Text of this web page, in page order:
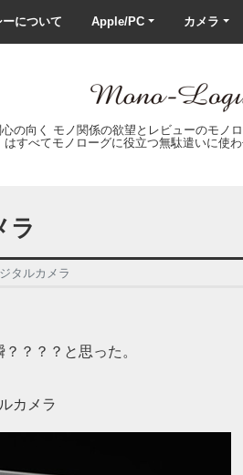
について Apple/PC カメラ
の向く モノ関係の欲望とレビューのモ
はすべてモノローグに役立つ無駄遣いに使わ
ラ
タルカメラ
？？？と思った。
カメラ